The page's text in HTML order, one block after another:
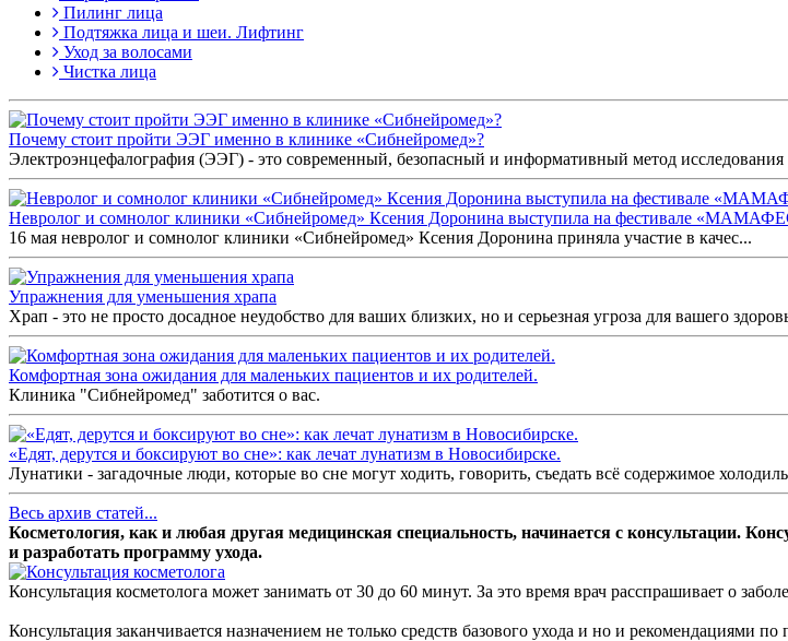
Пилинг лица
Подтяжка лица и шеи. Лифтинг
Уход за волосами
Чистка лица
Почему стоит пройти ЭЭГ именно в клинике «Сибнейромед»?
Электроэнцефалография (ЭЭГ) - это современный, безопасный и информативный метод исследования
Невролог и сомнолог клиники «Сибнейромед» Ксения Доронина выступила на фестивале
16 мая невролог и сомнолог клиники «Сибнейромед» Ксения Доронина приняла участие в качес...
Упражнения для уменьшения храпа
Храп - это не просто досадное неудобство для ваших близких, но и серьезная угроза для вашего
Комфортная зона ожидания для маленьких пациентов и их родителей.
Клиника "Сибнейромед" заботится о вас.
«Едят, дерутся и боксируют во сне»: как лечат лунатизм в Новосибирске.
Лунатики - загадочные люди, которые во сне могут ходить, говорить, съедать всё содержимое
Весь архив статей...
Косметология, как и любая другая медицинская специальность, начинается с консультации.
и разработать программу ухода.
Консультация косметолога может занимать от 30 до 60 минут. За это время врач расспрашивает о
Консультация заканчивается назначением не только средств базового ухода и но и рекомендациями